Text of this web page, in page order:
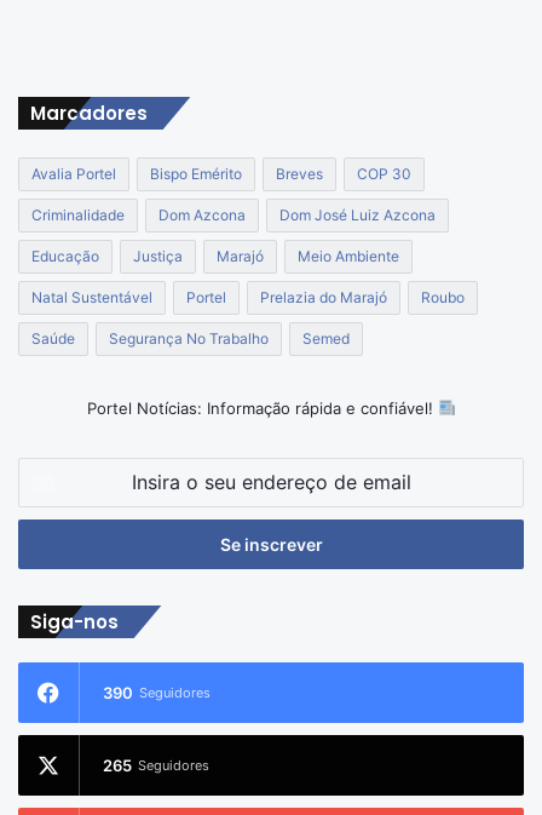
Marcadores
Avalia Portel Bispo Emérito Breves COP 30
Criminalidade Dom Azcona Dom José Luiz Azcona
Educação Justiça Marajó Meio Ambiente
Natal Sustentável Portel Prelazia do Marajó Roubo
Saúde Segurança No Trabalho Semed
Portel Notícias: Informação rápida e confiável!
seu
de
Siga-nos
390 Seguidores
265 Seguidores